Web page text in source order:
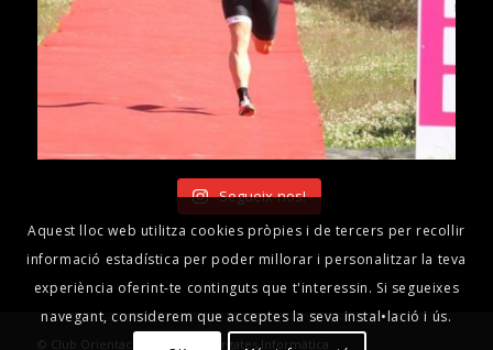
Segueix-nos!
© Club Orientació Berguedà - Ergates Informàtica
Aquest lloc web utilitza cookies pròpies i de tercers per recollir
informació estadística per poder millorar i personalitzar la teva
experiència oferint-te continguts que t'interessin. Si segueixes
navegant, considerem que acceptes la seva instal•lació i ús.